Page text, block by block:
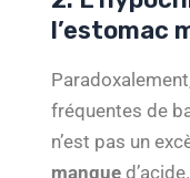
l’estomac
fréquentes de
n’est pas un
manque d’acide.